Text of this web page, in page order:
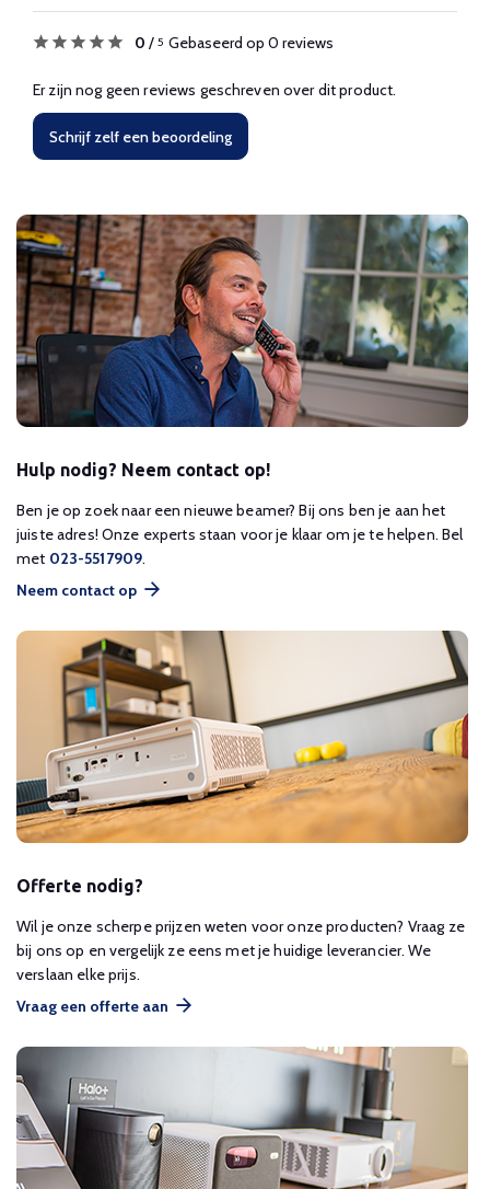
0 / 5 Gebaseerd op 0 reviews
Er zijn nog geen reviews geschreven over dit product.
Schrijf zelf een beoordeling
Hulp nodig? Neem contact op!
Ben je op zoek naar een nieuwe beamer? Bij ons ben je aan het
juiste adres! Onze experts staan voor je klaar om je te helpen. Bel
met 023-5517909.
Neem contact op
Offerte nodig?
Wil je onze scherpe prijzen weten voor onze producten? Vraag ze
bij ons op en vergelijk ze eens met je huidige leverancier. We
verslaan elke prijs.
Vraag een offerte aan